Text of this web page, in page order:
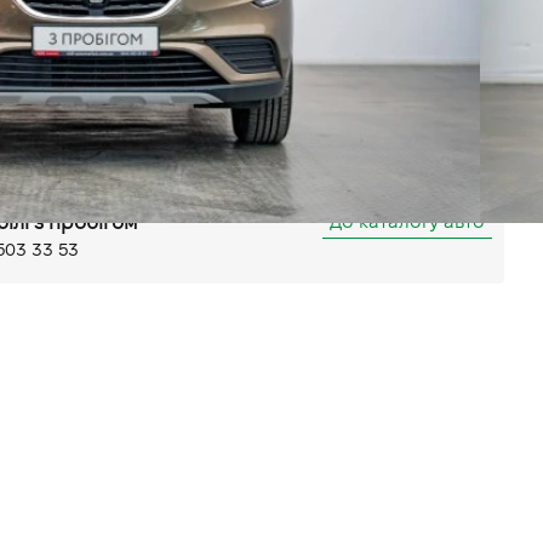
Автомат Передній
Сигналізація
Система стабілізації (ESP)
комп'ютер
Android Auto
AUX
Парктронік задній
Кільцева, 58
з пробігом
33 53
До каталогу авто